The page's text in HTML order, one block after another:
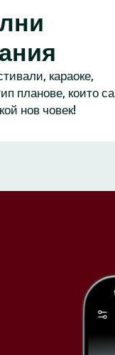
караоке,
планове, които са
нов човек!